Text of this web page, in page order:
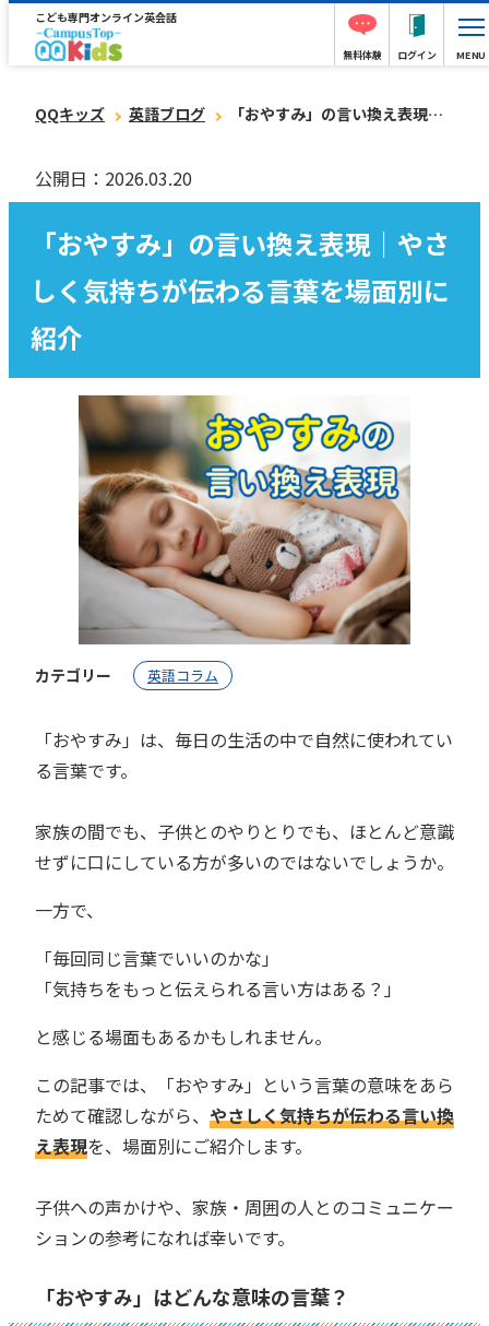
こども専門オンライン英会話
無料体験 ログイン MENU
QQキッズ 英語ブログ 「おやすみ」の言い換え表現｜やさしく気持ちが伝わる言葉を場面別に紹介
公開日：2026.03.20
「おやすみ」の言い換え表現｜やさ
しく気持ちが伝わる言葉を場面別に
紹介
カテゴリー 英語コラム
「おやすみ」は、毎日の生活の中で自然に使われてい
る言葉です。
家族の間でも、子供とのやりとりでも、ほとんど意識
せずに口にしている方が多いのではないでしょうか。
一方で、
「毎回同じ言葉でいいのかな」
「気持ちをもっと伝えられる言い方はある？」
と感じる場面もあるかもしれません。
この記事では、「おやすみ」という言葉の意味をあら
ためて確認しながら、 やさしく気持ちが伝わる言い換
え表現を、場面別にご紹介します。
子供への声かけや、家族・周囲の人とのコミュニケー
ションの参考になれば幸いです。
「おやすみ」はどんな意味の言葉？